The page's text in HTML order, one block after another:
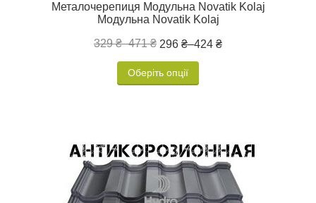
Металочерепиця Модульна Novatik Kolaj
Модульна Novatik Kolaj
329 ₴–471 ₴ 296 ₴–424 ₴
Оберіть опції